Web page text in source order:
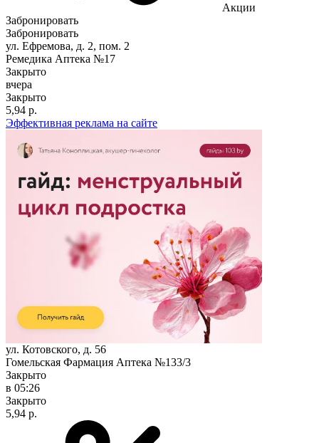
Акции
Забронировать
Забронировать
ул. Ефремова, д. 2, пом. 2
Ремедика Аптека №17
Закрыто
вчера
Закрыто
5,94 р.
Эффективная реклама на сайте
ул. Котовского, д. 56
Гомельская Фармация Аптека №133/3
Закрыто
в 05:26
Закрыто
5,94 р.